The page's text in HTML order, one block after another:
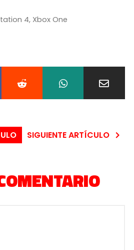
4, Xbox One
SIGUIENTE ARTÍCULO